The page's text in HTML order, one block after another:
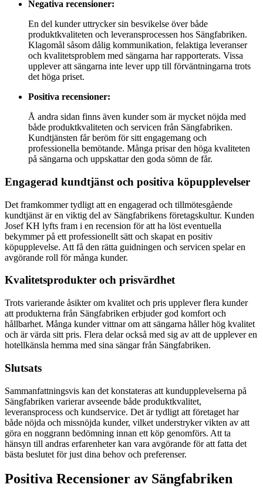
Negativa recensioner:
En del kunder uttrycker sin besvikelse över både
produktkvaliteten och leveransprocessen hos Sängfabriken.
Klagomål såsom dålig kommunikation, felaktiga leveranser
och kvalitetsproblem med sängarna har rapporterats. Vissa
upplever att sängarna inte lever upp till förväntningarna trots
det höga priset.
Positiva recensioner:
Å andra sidan finns även kunder som är mycket nöjda med
både produktkvaliteten och servicen från Sängfabriken.
Kundtjänsten får beröm för sitt engagemang och
professionella bemötande. Många prisar den höga kvaliteten
på sängarna och uppskattar den goda sömn de får.
Engagerad kundtjänst och positiva köpupplevelser
Det framkommer tydligt att en engagerad och tillmötesgående
kundtjänst är en viktig del av Sängfabrikens företagskultur. Kunden
Josef KH lyfts fram i en recension för att ha löst eventuella
bekymmer på ett professionellt sätt och skapat en positiv
köpupplevelse. Att få den rätta guidningen och servicen spelar en
avgörande roll för många kunder.
Kvalitetsprodukter och prisvärdhet
Trots varierande åsikter om kvalitet och pris upplever flera kunder
att produkterna från Sängfabriken erbjuder god komfort och
hållbarhet. Många kunder vittnar om att sängarna håller hög kvalitet
och är värda sitt pris. Flera delar också med sig av att de upplever en
hotellkänsla hemma med sina sängar från Sängfabriken.
Slutsats
Sammanfattningsvis kan det konstateras att kundupplevelserna på
Sängfabriken varierar avseende både produktkvalitet,
leveransprocess och kundservice. Det är tydligt att företaget har
både nöjda och missnöjda kunder, vilket understryker vikten av att
göra en noggrann bedömning innan ett köp genomförs. Att ta
hänsyn till andras erfarenheter kan vara avgörande för att fatta det
bästa beslutet för just dina behov och preferenser.
Positiva Recensioner av Sängfabriken